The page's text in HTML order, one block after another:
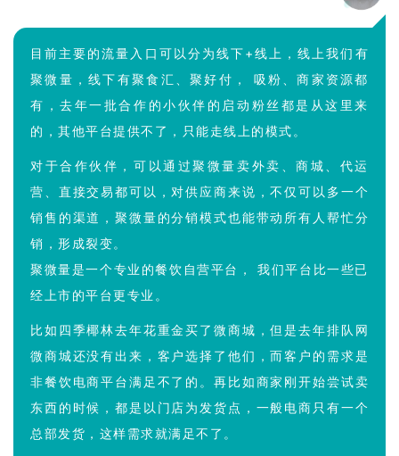
目前主要的流量入口可以分为线下+线上，线上我们有
聚微量，线下有聚食汇、聚好付， 吸粉、商家资源都
有，去年一批合作的小伙伴的启动粉丝都是从这里来
的，其他平台提供不了，只能走线上的模式。
对于合作伙伴，可以通过聚微量卖外卖、商城、代运
营、直接交易都可以，对供应商来说，不仅可以多一个
销售的渠道，聚微量的分销模式也能带动所有人帮忙分
销，形成裂变。
聚微量是一个专业的餐饮自营平台， 我们平台比一些已
经上市的平台更专业。
比如四季椰林去年花重金买了微商城，但是去年排队网
微商城还没有出来，客户选择了他们，而客户的需求是
非餐饮电商平台满足不了的。再比如商家刚开始尝试卖
东西的时候，都是以门店为发货点，一般电商只有一个
总部发货，这样需求就满足不了。